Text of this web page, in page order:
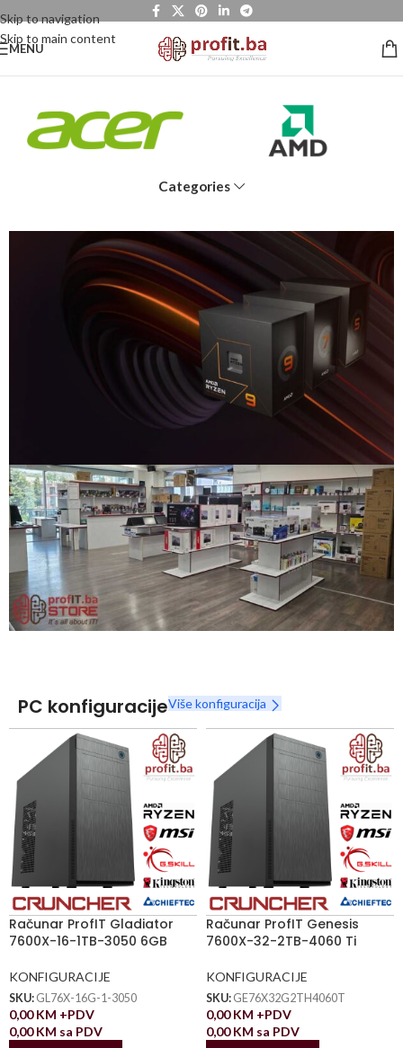
Skip to navigation
Skip to main content
MENU
Categories
Snaga radnih stanica nikada nije bila povoljnija
Nova Ryzen 7000 serija
Naruči
PC konfiguracijeViše konfiguracija
Računar ProfIT Gladiator
7600X-16-1TB-3050 6GB
KONFIGURACIJE
SKU: GL76X-16G-1-3050
0,00KM +PDV
0,00KM sa PDV
Računar ProfIT Genesis
7600X-32-2TB-4060 Ti
KONFIGURACIJE
SKU: GE76X32G2TH4060T
0,00KM +PDV
0,00KM sa PDV